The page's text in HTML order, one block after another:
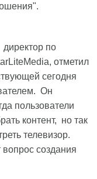
по
отметил
сегодня
Он
пользователи
контент, но так
телевизор.
создания